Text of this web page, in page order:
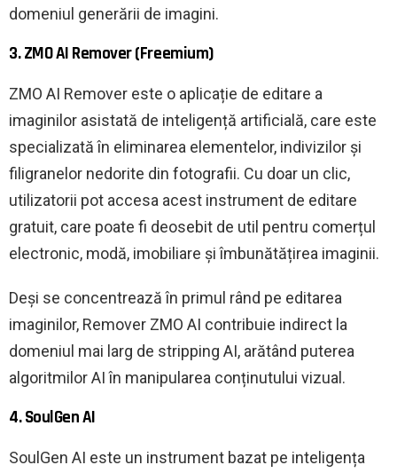
domeniul generării de imagini.
3. ZMO AI Remover (Freemium)
ZMO AI Remover este o aplicație de editare a
imaginilor asistată de inteligență artificială, care este
specializată în eliminarea elementelor, indivizilor și
filigranelor nedorite din fotografii. Cu doar un clic,
utilizatorii pot accesa acest instrument de editare
gratuit, care poate fi deosebit de util pentru comerțul
electronic, modă, imobiliare și îmbunătățirea imaginii.
Deși se concentrează în primul rând pe editarea
imaginilor, Remover ZMO AI contribuie indirect la
domeniul mai larg de stripping AI, arătând puterea
algoritmilor AI în manipularea conținutului vizual.
4. SoulGen AI
SoulGen AI este un instrument bazat pe inteligența